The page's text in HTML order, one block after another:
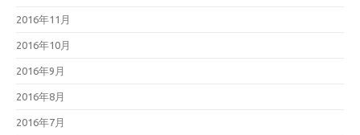
2016年11月
2016年10月
2016年9月
2016年8月
2016年7月